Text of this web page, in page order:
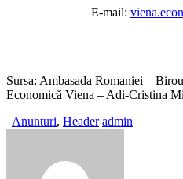
E-mail:
Sursa: Ambasada Romaniei –
Economică Viena – Adi-Cristina
Anunturi, Header admin